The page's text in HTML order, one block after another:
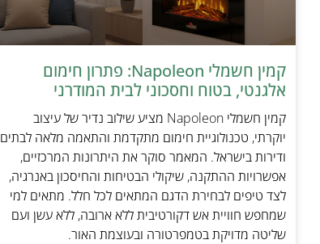
קמין חשמלי Napoleon: פתרון חימום
אלגנטי, בטוח וחסכוני לבית המודרני
קמין חשמלי Napoleon מציע שילוב נדיר של עיצוב
יוקרתי, טכנולוגיית חימום מתקדמת והתאמה מלאה לבתים
ודירות בישראל. המאמר סוקר את היתרונות המרכזיים,
אפשרויות ההתקנה, שיקולי הבטיחות והחיסכון באנרגיה,
לצד טיפים לבחירת הדגם המתאים לכל חלל. מתאים למי
שמחפש חוויית אש דקורטיבית ללא ארובה, ללא עשן ועם
שליטה מדויקת בטמפרטורה ובעוצמת האור.